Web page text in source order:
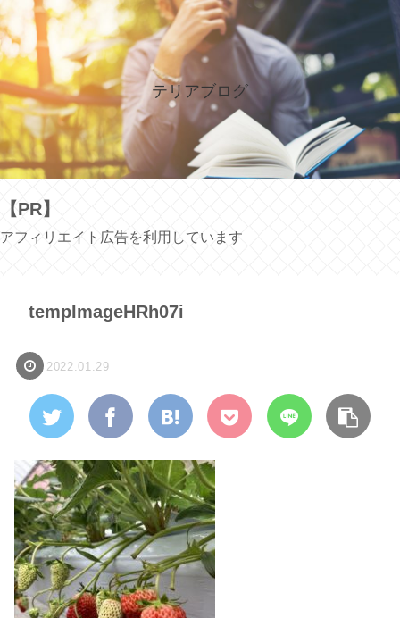
テリアブログ
【PR】
アフィリエイト広告を利用しています
tempImageHRh07i
2022.01.29